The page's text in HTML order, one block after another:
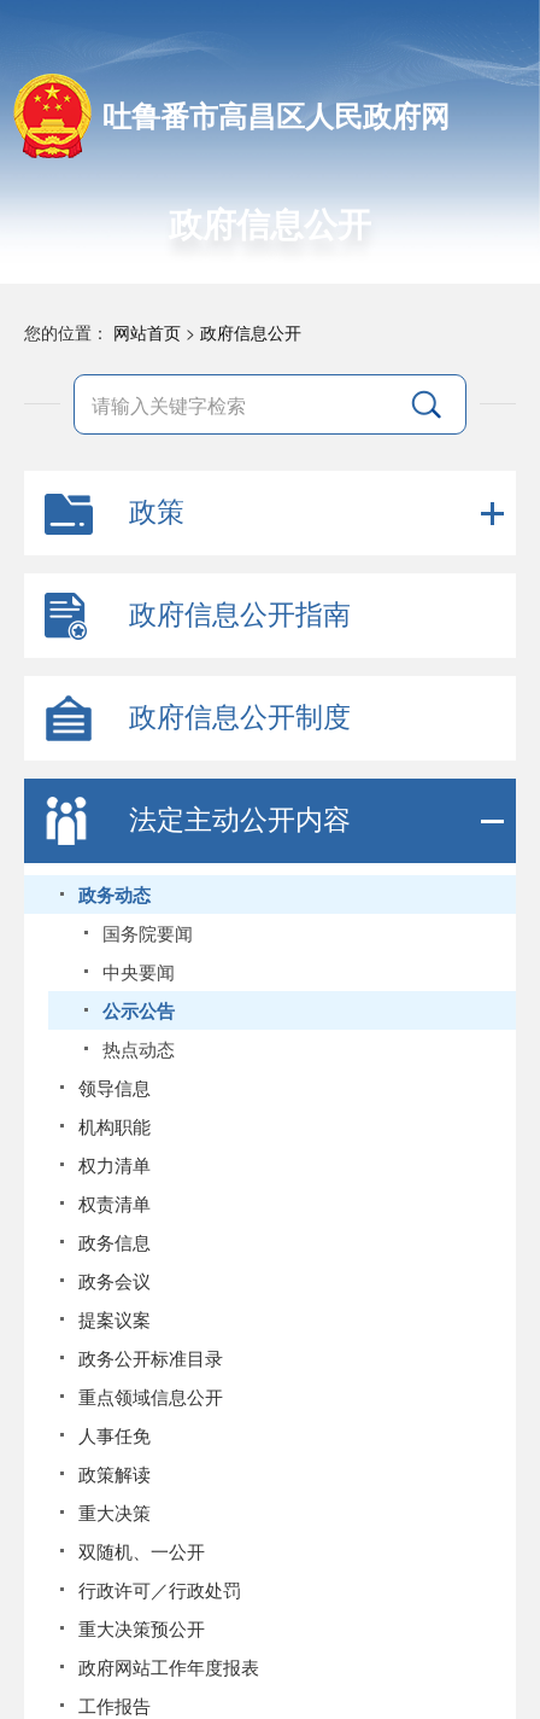
吐鲁番市高昌区人民政府网
政府信息公开
您的位置： 网站首页 > 政府信息公开
政策
政府信息公开指南
政府信息公开制度
法定主动公开内容
政务动态
国务院要闻
中央要闻
公示公告
热点动态
领导信息
机构职能
权力清单
权责清单
政务信息
政务会议
提案议案
政务公开标准目录
重点领域信息公开
人事任免
政策解读
重大决策
双随机、一公开
行政许可／行政处罚
重大决策预公开
政府网站工作年度报表
工作报告